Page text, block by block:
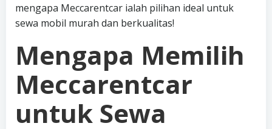
mengapa Meccarentcar ialah pilihan ideal untuk
sewa mobil murah dan berkualitas!
Mengapa Memilih
Meccarentcar
untuk Sewa